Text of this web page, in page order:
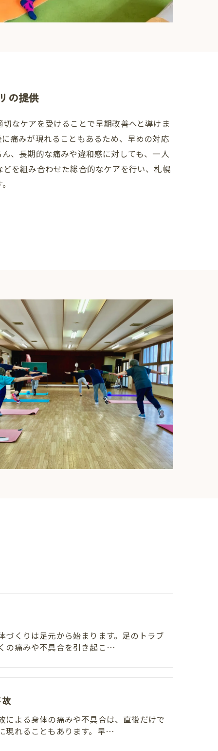
の提供
なケアを受けることで早期改善へと導けま
痛みが現れることもあるため、早めの対応
、長期的な痛みや違和感に対しても、一人
を組み合わせた総合的なケアを行い、札幌
づくりは足元から始まります。足のトラブ
の痛みや不具合を引き起こ…
による身体の痛みや不具合は、直後だけで
現れることもあります。早…